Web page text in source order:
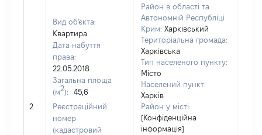
2
Вид об'єкта:
Квартира
Дата набуття
права:
22.05.2018
Загальна площа
(м2):
45,6
Реєстраційний
номер
(кадастровий
Район в області та
Автономній Республіці
Крим: Харківський
Територіальна громада:
Харківська
Тип населеного пункту:
Місто
Населений пункт:
Харків
Район у місті:
[Конфіденційна
інформація]